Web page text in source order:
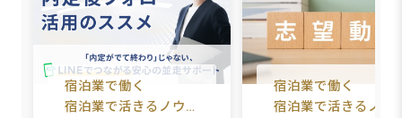
宿泊業で働く
宿泊業で活きるノウ
宿泊業で働く
宿泊業で活きるノウ